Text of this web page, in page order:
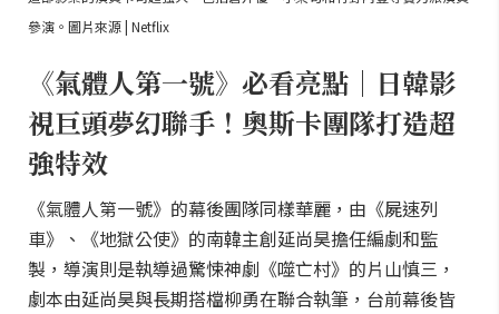
參演。圖片來源 | Netflix
《氣體人第一號》必看亮點｜日韓影
視巨頭夢幻聯手！奧斯卡團隊打造超
強特效
《氣體人第一號》的幕後團隊同樣華麗，由《屍速列
車》、《地獄公使》的南韓主創延尚昊擔任編劇和監
製，導演則是執導過驚悚神劇《噬亡村》的片山慎三，
劇本由延尚昊與長期搭檔柳勇在聯合執筆，台前幕後皆